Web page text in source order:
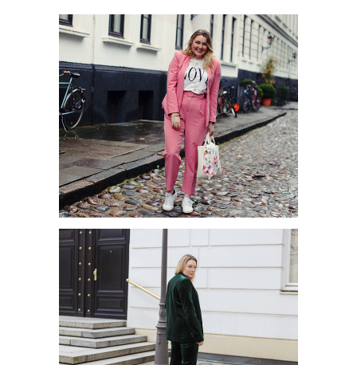
POSITIVE VIBES MIT DER
TRENDFARBE BEETROOT
PURPLE